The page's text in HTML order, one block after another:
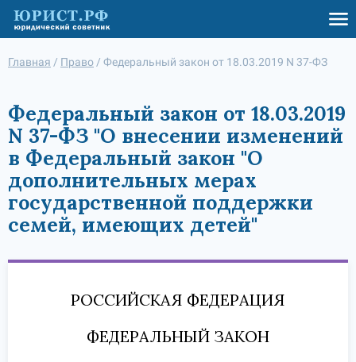
Главная / Право / Федеральный закон от 18.03.2019 N 37-ФЗ
Федеральный закон от 18.03.2019
N 37-ФЗ "О внесении изменений
в Федеральный закон "О
дополнительных мерах
государственной поддержки
семей, имеющих детей"
РОССИЙСКАЯ ФЕДЕРАЦИЯ
ФЕДЕРАЛЬНЫЙ ЗАКОН